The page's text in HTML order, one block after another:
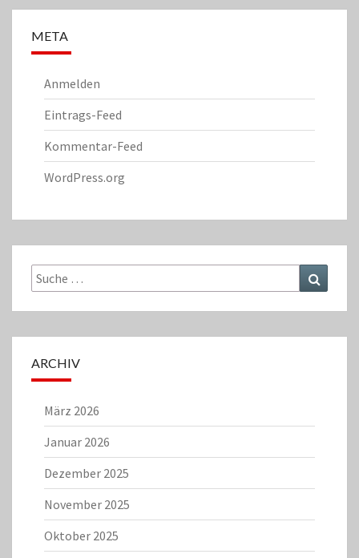
META
Anmelden
Eintrags-Feed
Kommentar-Feed
WordPress.org
Suche
nach:
ARCHIV
März 2026
Januar 2026
Dezember 2025
November 2025
Oktober 2025